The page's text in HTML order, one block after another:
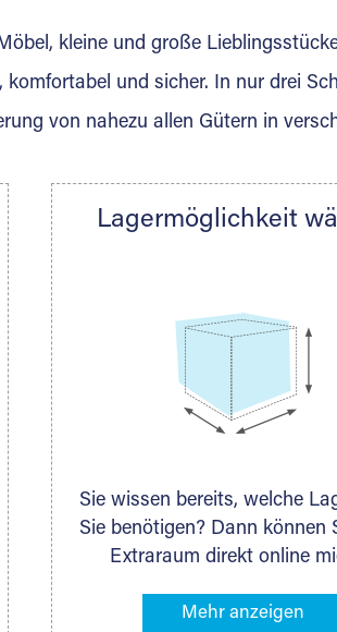
Ihre Nachricht.
kleine und große
und sicher. In nur drei
von nahezu allen Gütern in
Lagermöglichkeit
Sie wissen bereits, welche
Sie benötigen? Dann können
Extraraum direkt online
Lagerliste die